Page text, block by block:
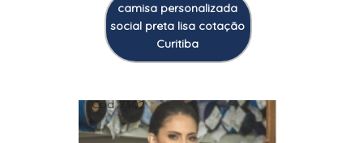
camisa personalizada
social preta lisa cotação
Curitiba
Cod.:7302